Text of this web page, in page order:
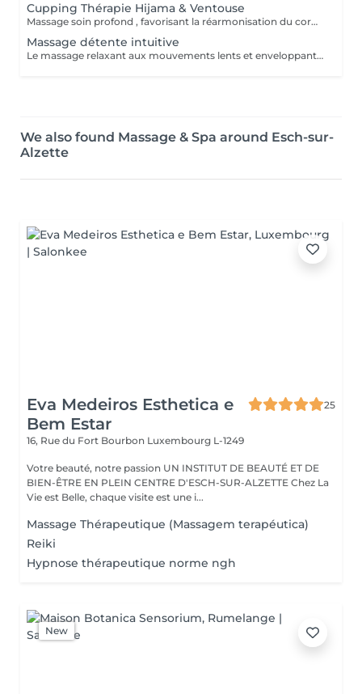
Cupping Thérapie Hijama & Ventouse
Massage soin profond , favorisant la réarmonisation du corp et de l'esprit . Tensions musculaires , articulaires , régénération , améliore les défenses immunitaire . Soulage les douleurs chroniques de multiples maladies, tensions nerveuses , migraines. Et bien plus encore .
Massage détente intuitive
Le massage relaxant aux mouvements lents et enveloppants, idéal pour relâcher les tensions et apaiser l'esprit. .
We also found Massage & Spa around Esch-sur-
Alzette
Eva Medeiros Esthetica e
Bem Estar
25
16, Rue du Fort Bourbon Luxembourg L-1249
Votre beauté, notre passion UN INSTITUT DE BEAUTÉ ET DE
BIEN-ÊTRE EN PLEIN CENTRE D'ESCH-SUR-ALZETTE Chez La
Vie est Belle, chaque visite est une i...
Massage Thérapeutique (Massagem terapéutica)
Reiki
Hypnose thérapeutique norme ngh
New